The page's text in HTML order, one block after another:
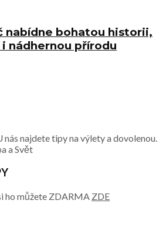
nabídne bohatou historii,
nádhernou přírodu
najdete tipy na výlety a dovolenou.
a Svět
ho můžete ZDARMA ZDE